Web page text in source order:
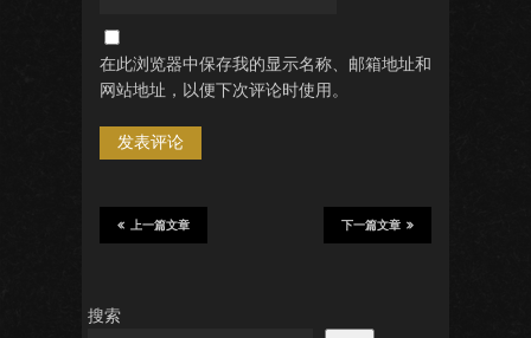
在此浏览器中保存我的显示名称、邮箱地址和
网站地址，以便下次评论时使用。
下一篇文章
上一篇文章
搜索